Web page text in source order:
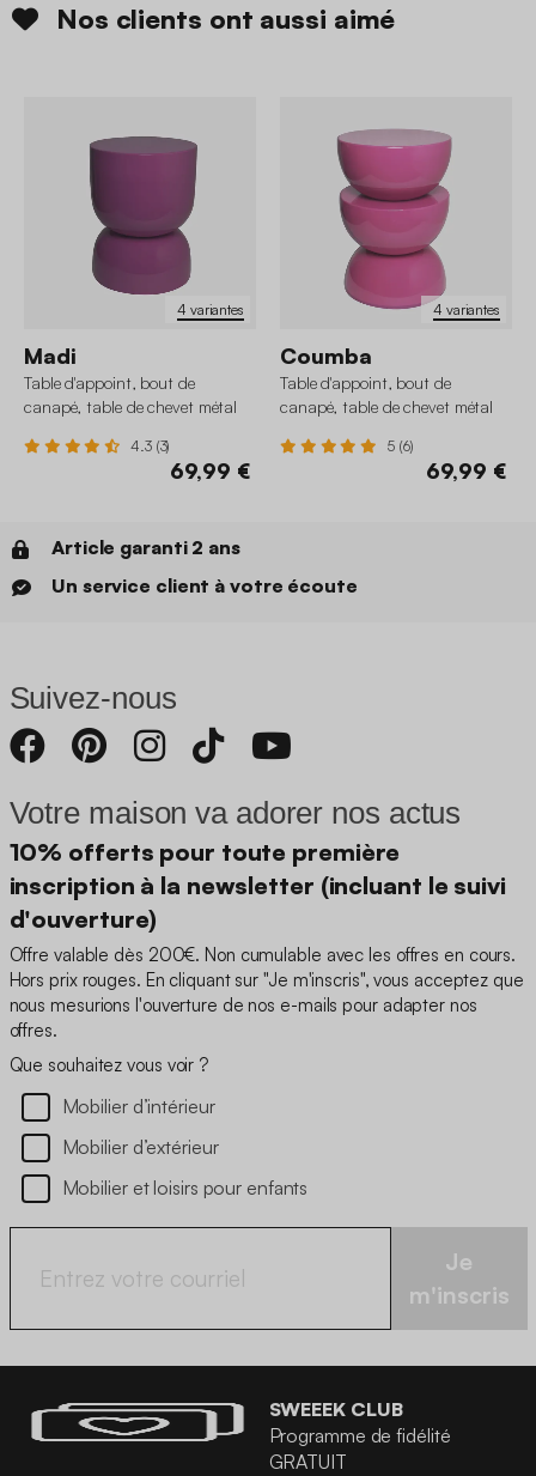
Nos clients ont aussi aimé
4 variantes
Madi
Table d'appoint, bout de
canapé, table de chevet métal
4.3 (3)
69,99 €
4 variantes
Coumba
Table d'appoint, bout de
canapé, table de chevet métal
5 (6)
69,99 €
Article garanti 2 ans
Un service client à votre écoute
Suivez-nous
Votre maison va adorer nos actus
10% offerts pour toute première
inscription à la newsletter (incluant le suivi
d'ouverture)
Offre valable dès 200€. Non cumulable avec les offres en cours.
Hors prix rouges. En cliquant sur "Je m'inscris", vous acceptez que
nous mesurions l'ouverture de nos e-mails pour adapter nos
offres.
Que souhaitez vous voir ?
Mobilier d’intérieur
Mobilier d’extérieur
Mobilier et loisirs pour enfants
Je
m'inscris
SWEEEK CLUB
Programme de fidélité
GRATUIT